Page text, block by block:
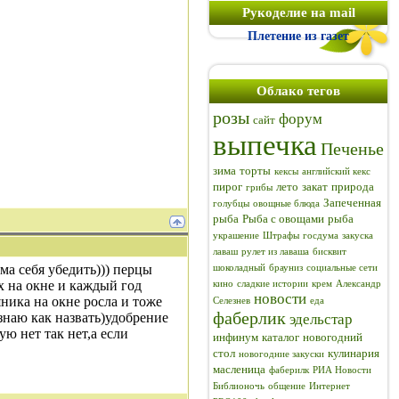
себя убедить))) перцы
на окне и каждый год
на окне росла и тоже
как назвать)удобрение
нет так нет,а если
Рукоделие на mail
Плетение из газет
Облако тегов
розы сайт форум
выпечка Печенье
зима торты кексы английский кекс
пирог грибы лето закат природа
голубцы овощные блюда Запеченная
рыба Рыба с овощами рыба
украшение Штрафы госдума закуска
лаваш рулет из лаваша бисквит
шоколадный брауниз социальные сети
кино сладкие истории крем Александр
Селезнев новости еда
фаберлик эдельстар
инфинум каталог новогодний
стол новогодние закуски кулинария
масленица фаберилк РИА Новости
Библионочь общение Интернет